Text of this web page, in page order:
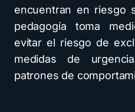
encuentran en riesgo
pedagogía toma
evitar el riesgo de
medidas de
patrones de